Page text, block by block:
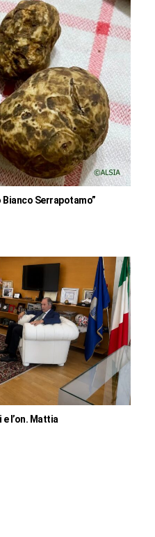
Serrapotamo”
l’on. Mattia